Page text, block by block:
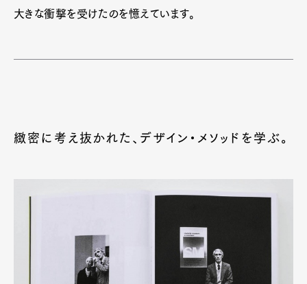
大きな衝撃を受けたのを憶えています。
緻密に考え抜かれた、デザイン・メソッドを学ぶ。